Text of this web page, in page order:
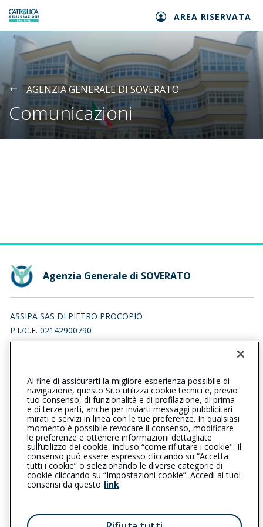
Generali logo AREA RISERVATA
AGENZIA GENERALE DI SOVERATO
Comunicazioni
Agenzia Generale di SOVERATO
ASSIPA SAS DI PIETRO PROCOPIO
P.I./C.F. 02142900790
LOCALITA' RUSSOMANNO RESIDENCE, 88068 SOVERATO (CZ)
096723018 0967528767
soverato@cattolica.it
assipasas@pec.it
L’intermediario è soggetto al controllo dell’IVASS. Consulta il
Registro RUI al seguentelink
Privacy | Cookie | Il Gruppo Generali
Al fine di assicurarti la migliore esperienza possibile di
navigazione, questo Sito utilizza cookie tecnici e, previo
tuo consenso, di funzionalità e di profilazione, di prima
e di terze parti, anche per inviarti messaggi pubblicitari
mirati e servizi in linea con le tue preferenze. In qualsiasi
momento è possibile revocare il consenso, modificare
le preferenze e ottenere informazioni dettagliate
sull’utilizzo dei cookie, incluso “come rifiutare i cookie". Il
consenso può essere espresso cliccando su “Accetta
tutti i cookie” o selezionando le diverse categorie di
cookie cliccando su “Impostazioni cookie”. Accedi ai tuoi
consensi da questo link